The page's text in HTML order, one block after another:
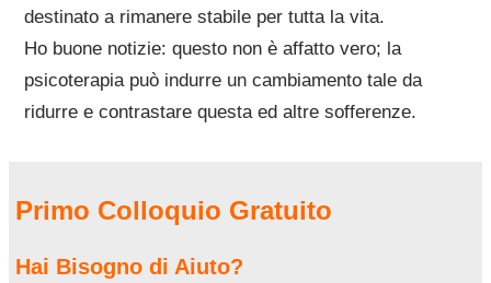
destinato a rimanere stabile per tutta la vita.
Ho buone notizie: questo non è affatto vero; la
psicoterapia può indurre un cambiamento tale da
ridurre e contrastare questa ed altre sofferenze.
Primo Colloquio Gratuito
Hai Bisogno di Aiuto?